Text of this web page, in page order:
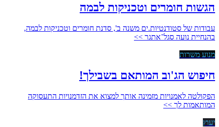
הגשות חומרים וטכניקות לבמה
עבודות של סטודנטיות.ים משנה ב', סדנת חומרים וטכניקות לבמה,
בהנחיית נועה סגל־אתגר >>
מנוע משרות
חיפוש הג'וב המותאם בשבילך!
הפקולטה לאמנויות מזמינה אותך למצוא את הזדמנויות התעסוקה
המותאמות לך >>
יעוץ